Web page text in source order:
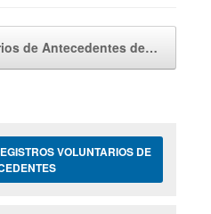
de Antecedentes de…
VOLUNTARIOS DE